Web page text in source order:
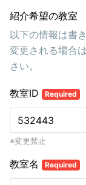
紹介希望の教室
以下の情報は書
変更される場合
さい。
教室ID Required
※変更禁止
教室名 Required